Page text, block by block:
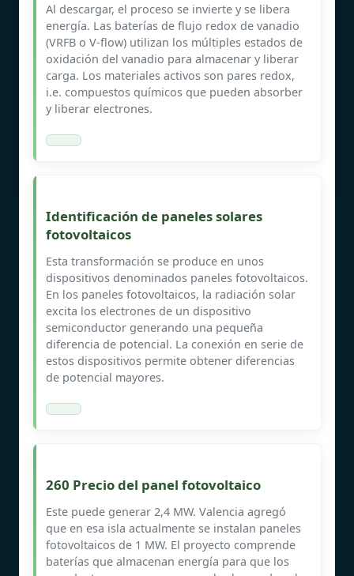
Al descargar, el proceso se invierte y se libera
energía. Las baterías de flujo redox de vanadio
(VRFB o V-flow) utilizan los múltiples estados de
oxidación del vanadio para almacenar y liberar
carga. Los materiales activos son pares redox,
i.e. compuestos químicos que pueden absorber
y liberar electrones.
Identificación de paneles solares
fotovoltaicos
Esta transformación se produce en unos
dispositivos denominados paneles fotovoltaicos.
En los paneles fotovoltaicos, la radiación solar
excita los electrones de un dispositivo
semiconductor generando una pequeña
diferencia de potencial. La conexión en serie de
estos dispositivos permite obtener diferencias
de potencial mayores.
260 Precio del panel fotovoltaico
Este puede generar 2,4 MW. Valencia agregó
que en esa isla actualmente se instalan paneles
fotovoltaicos de 1 MW. El proyecto comprende
baterías que almacenan energía para que los